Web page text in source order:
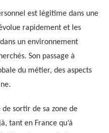
est légitime dans une
rapidement et les
un environnement
Son passage à
du métier, des aspects
sortir de sa zone de
tant en France qu’à